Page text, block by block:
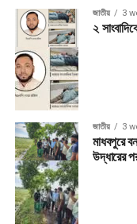
জাতীয় 3
২
জাতীয় 3
মাধবপুরে
উদ্ধারের